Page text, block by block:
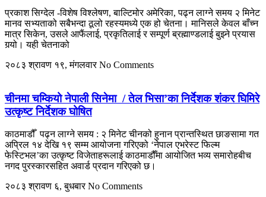
प्रकाश सिग्देल -विशेष विश्लेषण, बाल्टिमोर अमेरिका, पढ्न लाग्ने समय २ मिनेट
मानव सभ्यताको सबैभन्दा ठूलो रहस्यमध्ये एक हो चेतना। मानिसले केवल बाँच्न
मात्र सिकेन, उसले आफैंलाई, प्रकृतिलाई र सम्पूर्ण ब्रह्माण्डलाई बुझ्ने प्रयास
गर्‍यो। यही चेतनाको
२०८३ श्रावण १९, मंगलवारNo Comments
चीनमा चम्कियो नेपाली सिनेमा / तेल भिसा’का निर्देशक शंकर घिमिरे
उत्कृष्ट निर्देशक घोषित
काठमाडौँ पढ्न लाग्ने समय : २ मिनेट चीनको हुनान प्रान्तस्थित छाङसामा गत
अप्रिल १४ देखि १९ सम्म आयोजना गरिएको ‘नेपाल एभरेस्ट फिल्म
फेस्टिभल’का उत्कृष्ट विजेताहरूलाई काठमाडौँमा आयोजित भव्य समारोहबीच
नगद पुरस्कारसहित अवार्ड प्रदान गरिएको छ।
२०८३ श्रावण ६, बुधबारNo Comments